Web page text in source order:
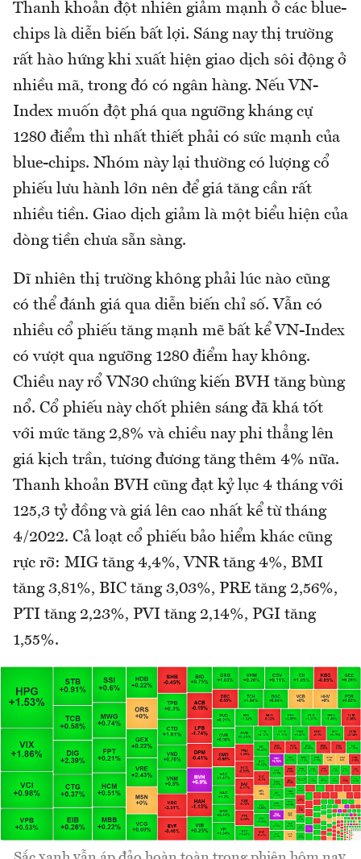
Thanh khoản đột nhiên giảm mạnh ở các blue-
chips là diễn biến bất lợi. Sáng nay thị trường
rất hào hứng khi xuất hiện giao dịch sôi động ở
nhiều mã, trong đó có ngân hàng. Nếu VN-
Index muốn đột phá qua ngưỡng kháng cự
1280 điểm thì nhất thiết phải có sức mạnh của
blue-chips. Nhóm này lại thường có lượng cổ
phiếu lưu hành lớn nên để giá tăng cần rất
nhiều tiền. Giao dịch giảm là một biểu hiện của
dòng tiền chưa sẵn sàng.
Dĩ nhiên thị trường không phải lúc nào cũng
có thể đánh giá qua diễn biến chỉ số. Vẫn có
nhiều cổ phiếu tăng mạnh mẽ bất kể VN-Index
có vượt qua ngưỡng 1280 điểm hay không.
Chiều nay rổ VN30 chứng kiến BVH tăng bùng
nổ. Cổ phiếu này chốt phiên sáng đã khá tốt
với mức tăng 2,8% và chiều nay phi thẳng lên
giá kịch trần, tương đương tăng thêm 4% nữa.
Thanh khoản BVH cũng đạt kỷ lục 4 tháng với
125,3 tỷ đồng và giá lên cao nhất kể từ tháng
4/2022. Cả loạt cổ phiếu bảo hiểm khác cũng
rực rỡ: MIG tăng 4,4%, VNR tăng 4%, BMI
tăng 3,81%, BIC tăng 3,03%, PRE tăng 2,56%,
PTI tăng 2,23%, PVI tăng 2,14%, PGI tăng
1,55%.